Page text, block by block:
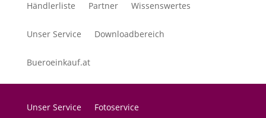
Händlerliste Partner Wissenswertes
Unser Service Downloadbereich
Bueroeinkauf.at
Unser Service Fotoservice